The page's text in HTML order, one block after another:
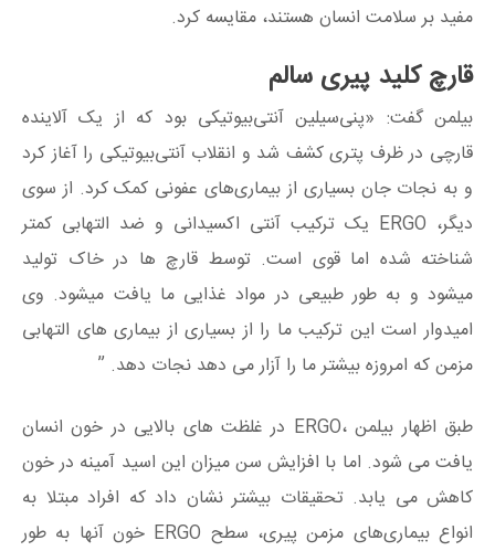
مفید بر سلامت انسان هستند، مقایسه کرد.
قارچ کلید پیری سالم
بیلمن گفت: «پنی‌سیلین آنتی‌بیوتیکی بود که از یک آلاینده
قارچی در ظرف پتری کشف شد و انقلاب آنتی‌بیوتیکی را آغاز کرد
و به نجات جان بسیاری از بیماری‌های عفونی کمک کرد. از سوی
دیگر، ERGO یک ترکیب آنتی اکسیدانی و ضد التهابی کمتر
شناخته شده اما قوی است. توسط قارچ ها در خاک تولید
میشود و به طور طبیعی در مواد غذایی ما یافت میشود. وی
امیدوار است اين تركيب ما را از بسیاری از بیماری های التهابی
مزمن که امروزه بیشتر ما را آزار می دهد نجات دهد. ”
طبق اظهار بيلمن ،ERGO در غلظت های بالایی در خون انسان
یافت می شود. اما با افزایش سن میزان این اسید آمینه در خون
کاهش می یابد. تحقیقات بیشتر نشان داد که افراد مبتلا به
انواع بیماری‌های مزمن پیری، سطح ERGO خون آنها به طور